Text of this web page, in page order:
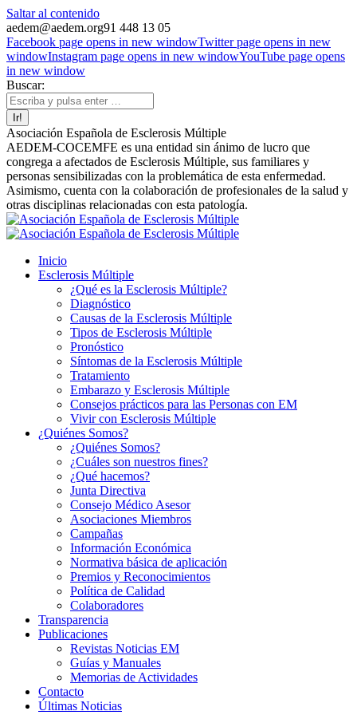
Saltar al contenido
aedem@aedem.org91 448 13 05
Facebook page opens in new windowTwitter page opens in new
windowInstagram page opens in new windowYouTube page opens
in new window
Buscar:
Asociación Española de Esclerosis Múltiple
AEDEM-COCEMFE es una entidad sin ánimo de lucro que
congrega a afectados de Esclerosis Múltiple, sus familiares y
personas sensibilizadas con la problemática de esta enfermedad.
Asimismo, cuenta con la colaboración de profesionales de la salud y
otras disciplinas relacionadas con esta patología.
Inicio
Esclerosis Múltiple
¿Qué es la Esclerosis Múltiple?
Diagnóstico
Causas de la Esclerosis Múltiple
Tipos de Esclerosis Múltiple
Pronóstico
Síntomas de la Esclerosis Múltiple
Tratamiento
Embarazo y Esclerosis Múltiple
Consejos prácticos para las Personas con EM
Vivir con Esclerosis Múltiple
¿Quiénes Somos?
¿Quiénes Somos?
¿Cuáles son nuestros fines?
¿Qué hacemos?
Junta Directiva
Consejo Médico Asesor
Asociaciones Miembros
Campañas
Información Económica
Normativa básica de aplicación
Premios y Reconocimientos
Política de Calidad
Colaboradores
Transparencia
Publicaciones
Revistas Noticias EM
Guías y Manuales
Memorias de Actividades
Contacto
Últimas Noticias